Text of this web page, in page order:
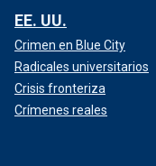
EE. UU.
Crimen en Blue City
Radicales universitarios
Crisis fronteriza
Crímenes reales